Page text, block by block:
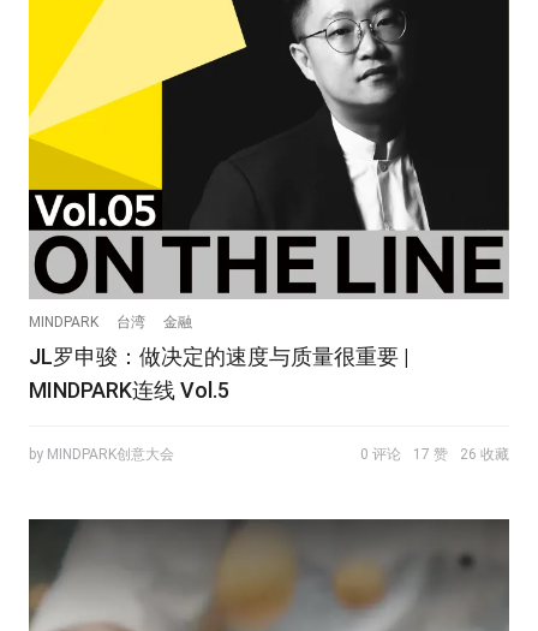
MINDPARK 台湾 金融
JL罗申骏：做决定的速度与质量很重要 |
MINDPARK连线 Vol.5
by MINDPARK创意大会 0 评论 17 赞 26 收藏